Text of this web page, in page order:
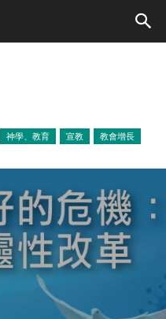
神學、教育 宣教 教會增長